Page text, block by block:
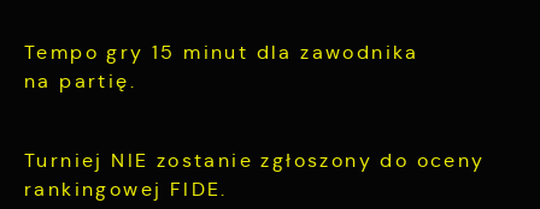
Tempo gry 15 minut dla zawodnika
na partię.
Turniej NIE zostanie zgłoszony do oceny
rankingowej FIDE.